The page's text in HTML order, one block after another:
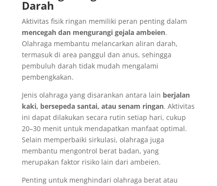
Darah
Aktivitas fisik ringan memiliki peran penting dalam
mencegah dan mengurangi gejala ambeien.
Olahraga membantu melancarkan aliran darah,
termasuk di area panggul dan anus, sehingga
pembuluh darah tidak mudah mengalami
pembengkakan.
Jenis olahraga yang disarankan antara lain berjalan
kaki, bersepeda santai, atau senam ringan. Aktivitas
ini dapat dilakukan secara rutin setiap hari, cukup
20–30 menit untuk mendapatkan manfaat optimal.
Selain memperbaiki sirkulasi, olahraga juga
membantu mengontrol berat badan, yang
merupakan faktor risiko lain dari ambeien.
Penting untuk menghindari olahraga berat atau